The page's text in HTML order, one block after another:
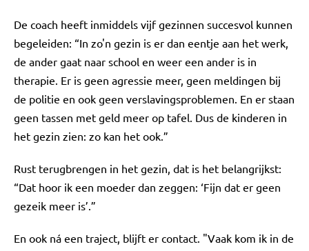
De coach heeft inmiddels vijf gezinnen succesvol kunnen
begeleiden: “In zo'n gezin is er dan eentje aan het werk,
de ander gaat naar school en weer een ander is in
therapie. Er is geen agressie meer, geen meldingen bij
de politie en ook geen verslavingsproblemen. En er staan
geen tassen met geld meer op tafel. Dus de kinderen in
het gezin zien: zo kan het ook.”
Rust terugbrengen in het gezin, dat is het belangrijkst:
“Dat hoor ik een moeder dan zeggen: ‘Fijn dat er geen
gezeik meer is’.”
En ook ná een traject, blijft er contact. "Vaak kom ik in de